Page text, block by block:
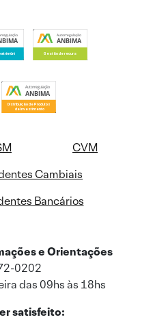
CVM
Cambiais
Bancários
e Orientações
0202
das 09hs às 18hs
satisfeito: